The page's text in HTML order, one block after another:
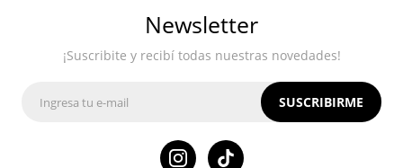
Newsletter
¡Suscribite y recibí todas nuestras novedades!
SUSCRIBIRME
